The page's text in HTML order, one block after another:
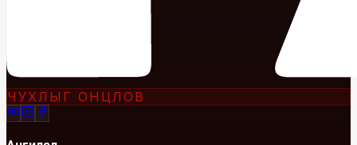
ЧУХЛЫГ ОНЦЛОВ